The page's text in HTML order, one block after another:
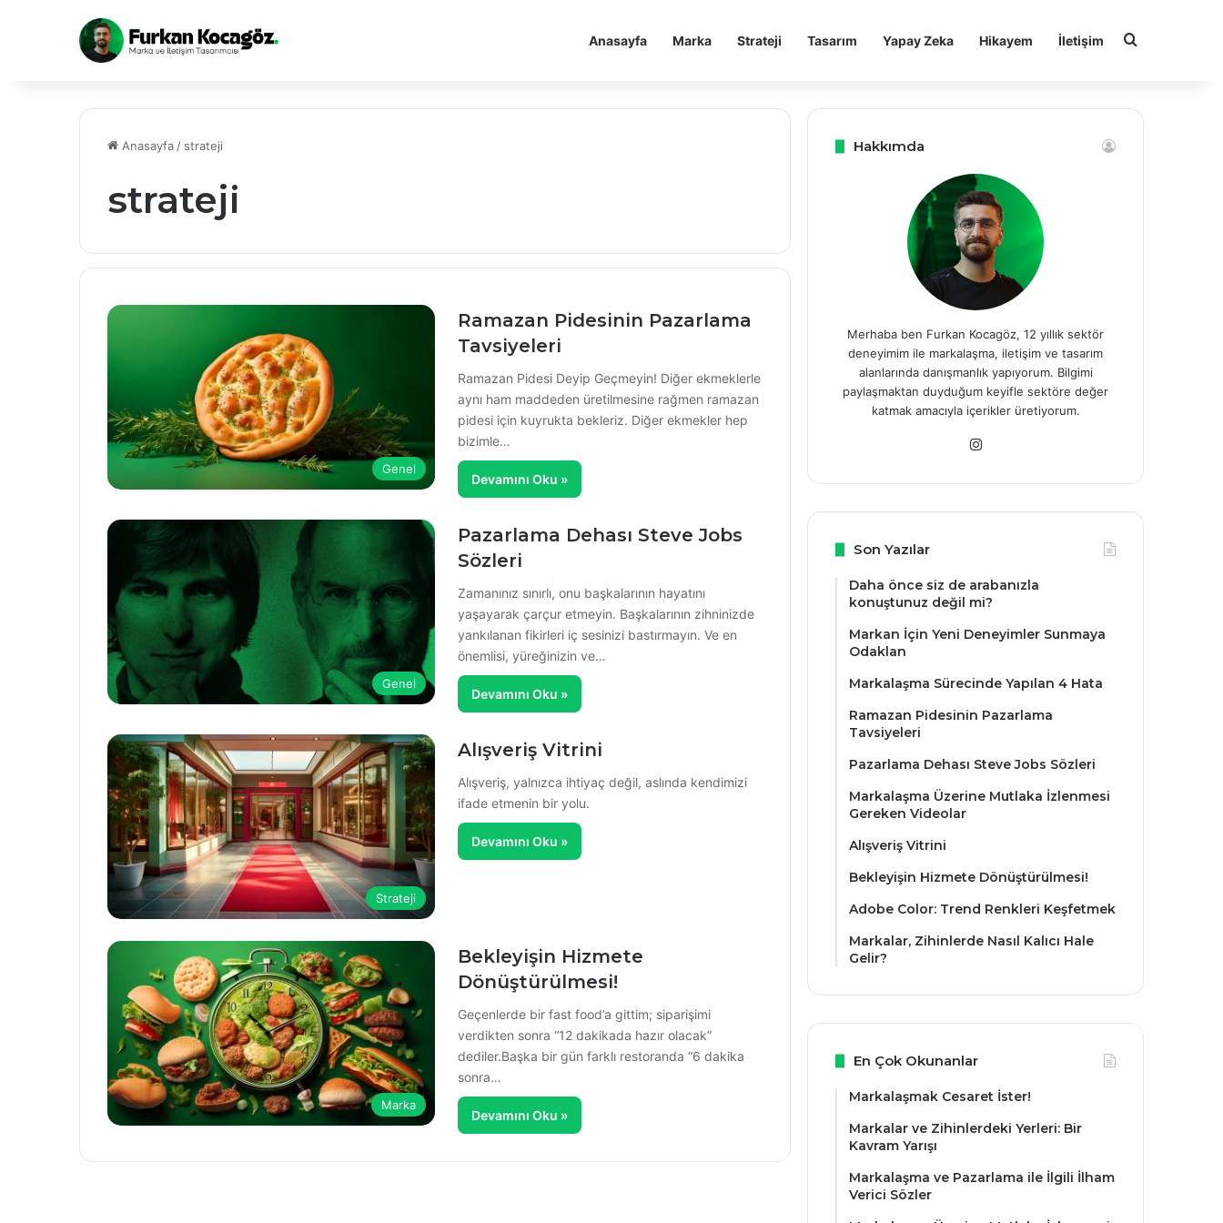
Anasayfa Marka Strateji Tasarım Yapay Zeka Hikayem İletişim Arama yap
Anasayfa / strateji
strateji
Genel
Ramazan Pidesinin Pazarlama
Tavsiyeleri
Ramazan Pidesi Deyip Geçmeyin! Diğer ekmeklerle
aynı ham maddeden üretilmesine rağmen ramazan
pidesi için kuyrukta bekleriz. Diğer ekmekler hep
bizimle…
Devamını Oku »
Genel
Pazarlama Dehası Steve Jobs
Sözleri
Zamanınız sınırlı, onu başkalarının hayatını
yaşayarak çarçur etmeyin. Başkalarının zihninizde
yankılanan fikirleri iç sesinizi bastırmayın. Ve en
önemlisi, yüreğinizin ve…
Devamını Oku »
Strateji
Alışveriş Vitrini
Alışveriş, yalnızca ihtiyaç değil, aslında kendimizi
ifade etmenin bir yolu.
Devamını Oku »
Marka
Bekleyişin Hizmete
Dönüştürülmesi!
Geçenlerde bir fast food’a gittim; siparişimi
verdikten sonra “12 dakikada hazır olacak”
dediler.Başka bir gün farklı restoranda “6 dakika
sonra…
Devamını Oku »
Hakkımda
Merhaba ben Furkan Kocagöz, 12 yıllık sektör
deneyimim ile markalaşma, iletişim ve tasarım
alanlarında danışmanlık yapıyorum. Bilgimi
paylaşmaktan duyduğum keyifle sektöre değer
katmak amacıyla içerikler üretiyorum.
ra
m
Son Yazılar
Daha önce siz de arabanızla
konuştunuz değil mi?
Markan İçin Yeni Deneyimler Sunmaya
Odaklan
Markalaşma Sürecinde Yapılan 4 Hata
Ramazan Pidesinin Pazarlama
Tavsiyeleri
Pazarlama Dehası Steve Jobs Sözleri
Markalaşma Üzerine Mutlaka İzlenmesi
Gereken Videolar
Alışveriş Vitrini
Bekleyişin Hizmete Dönüştürülmesi!
Adobe Color: Trend Renkleri Keşfetmek
Markalar, Zihinlerde Nasıl Kalıcı Hale
Gelir?
En Çok Okunanlar
Markalaşmak Cesaret İster!
Markalar ve Zihinlerdeki Yerleri: Bir
Kavram Yarışı
Markalaşma ve Pazarlama ile İlgili İlham
Verici Sözler